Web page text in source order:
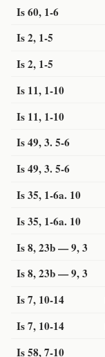
Is 60, 1-6
Is 2, 1-5
Is 2, 1-5
Is 11, 1-10
Is 11, 1-10
Is 49, 3. 5-6
Is 49, 3. 5-6
Is 35, 1-6a. 10
Is 35, 1-6a. 10
Is 8, 23b — 9, 3
Is 8, 23b — 9, 3
Is 7, 10-14
Is 7, 10-14
Is 58, 7-10